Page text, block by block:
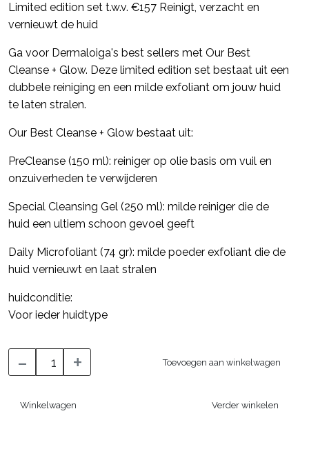
Limited edition set t.w.v. €157 Reinigt, verzacht en
vernieuwt de huid
Ga voor Dermaloiga's best sellers met Our Best
Cleanse + Glow. Deze limited edition set bestaat uit een
dubbele reiniging en een milde exfoliant om jouw huid
te laten stralen.
Our Best Cleanse + Glow bestaat uit:
PreCleanse (150 ml): reiniger op olie basis om vuil en
onzuiverheden te verwijderen
Special Cleansing Gel (250 ml): milde reiniger die de
huid een ultiem schoon gevoel geeft
Daily Microfoliant (74 gr): milde poeder exfoliant die de
huid vernieuwt en laat stralen
huidconditie:
Voor ieder huidtype
- + Toevoegen aan winkelwagen
Winkelwagen Verder winkelen